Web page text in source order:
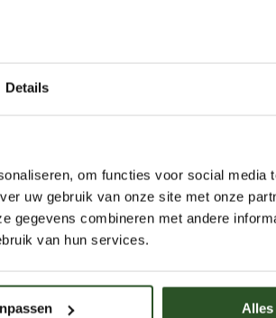
Details
om functies voor social media
uw gebruik van onze site met onze
gegevens combineren met andere
van hun services.
Alles
verpleegkundige en houdt zich in
aan de nieuwe generatie om op te